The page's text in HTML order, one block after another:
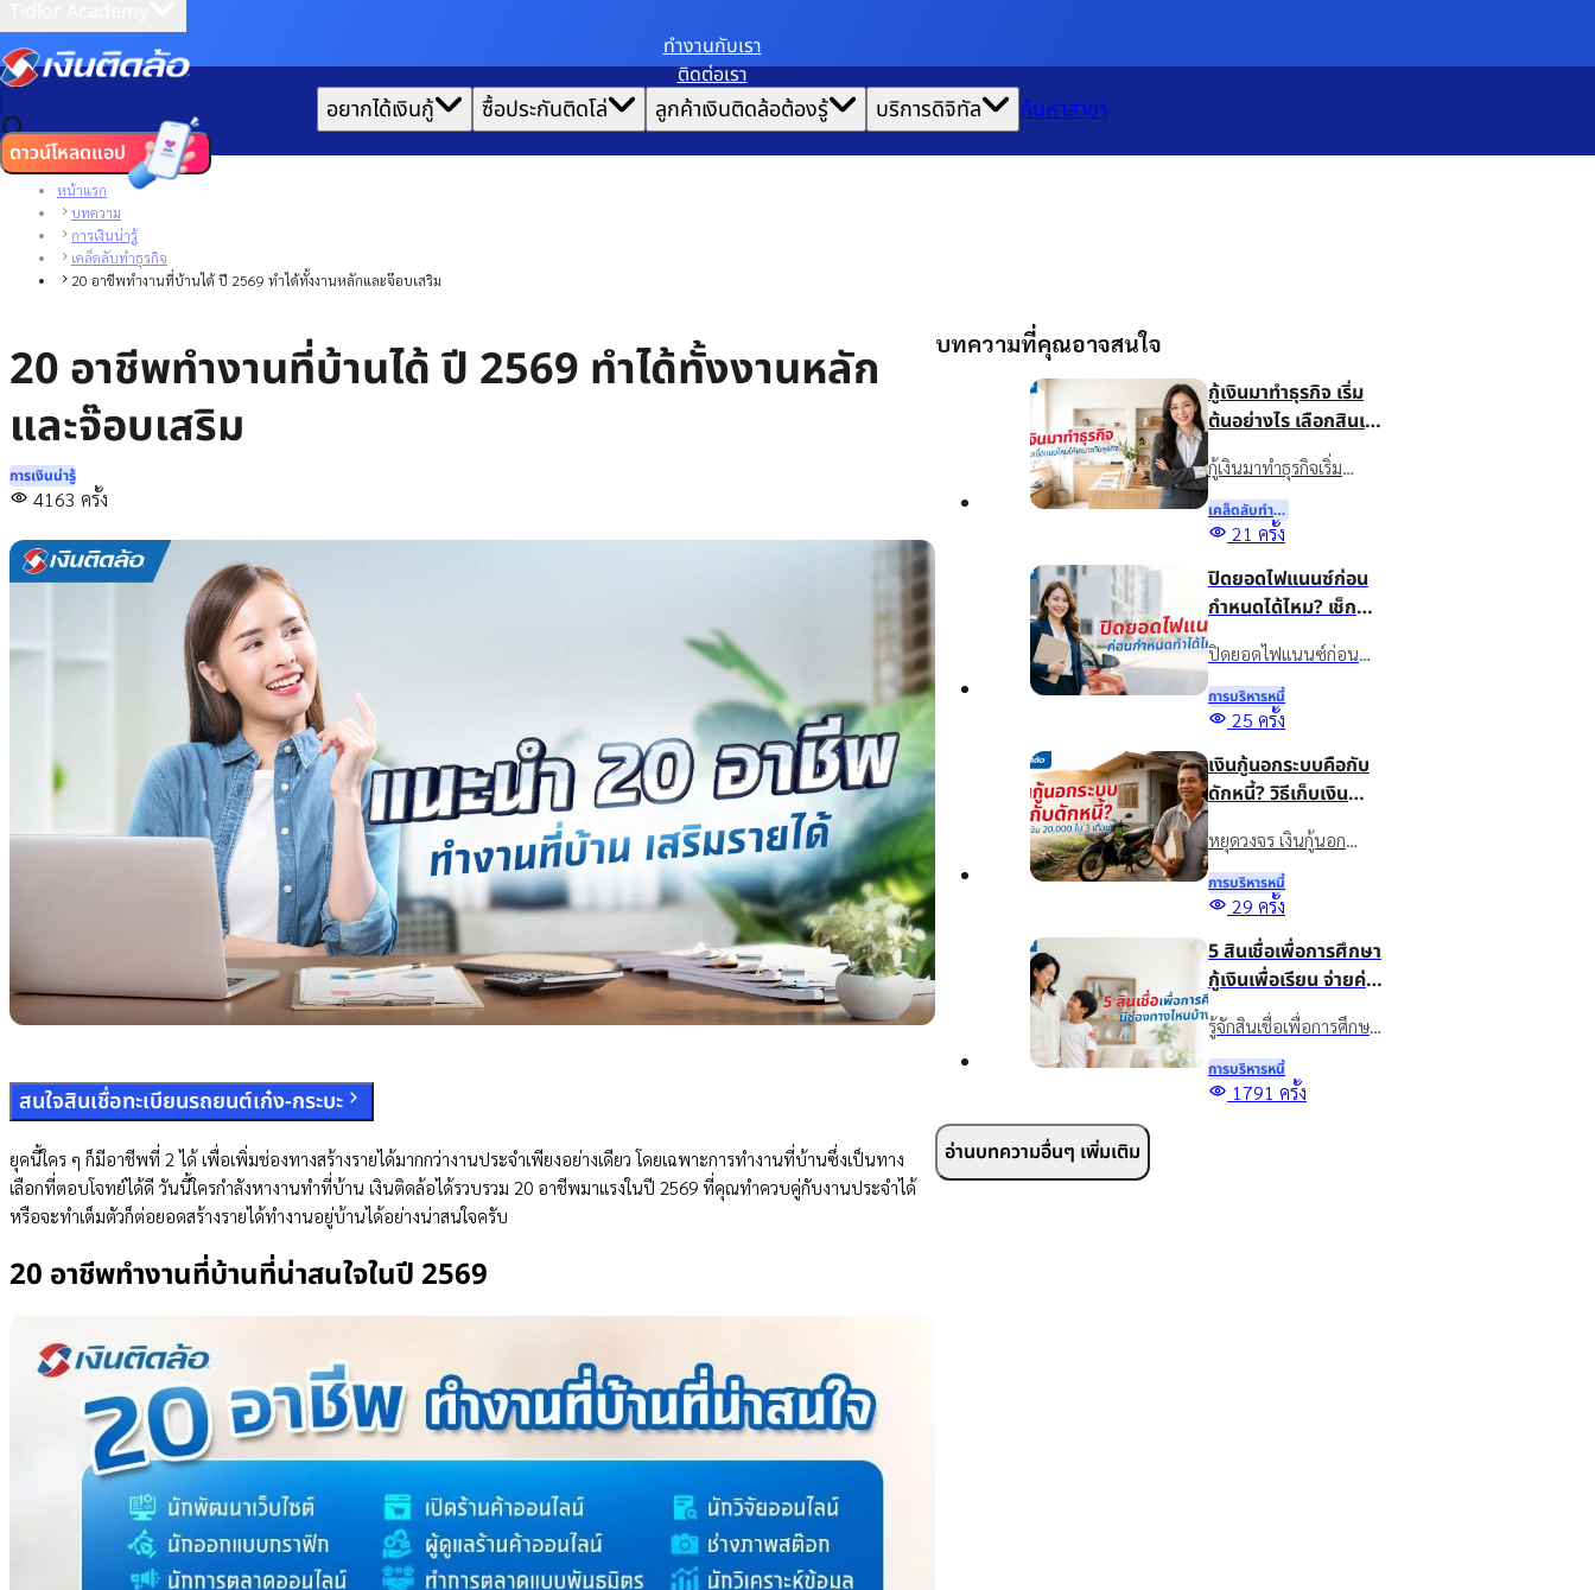
ทํางานกับเรา
ติดต่อเรา
| อยากได้เงินกู้ ซื้อประกันติดโล่ ลูกค้าเงินติดล้อต้องรู้ บริการดิจิทัล ค้นหาสาขา
ดาวน์โหลดแอป
หน้าแรก
บทความ
การเงินน่ารู้
เคล็ดลับทําธุรกิจ
20 อาชีพทำงานที่บ้านได้ ปี 2569 ทำได้ทั้งงานหลักและจ๊อบเสริม
20 อาชีพทำงานที่บ้านได้ ปี 2569 ทำได้ทั้งงานหลัก
และจ๊อบเสริม
การเงินน่ารู้
4163 ครั้ง
สนใจสินเชื่อทะเบียนรถยนต์เก๋ง-กระบะ
ยุคนี้ใคร ๆ ก็มีอาชีพที่ 2 ได้ เพื่อเพิ่มช่องทางสร้างรายได้มากกว่างานประจำเพียงอย่างเดียว โดยเฉพาะการทำงานที่บ้านซึ่งเป็นทาง
เลือกที่ตอบโจทย์ได้ดี วันนี้ใครกำลังหางานทำที่บ้าน เงินติดล้อได้รวบรวม 20 อาชีพมาแรงในปี 2569 ที่คุณทำควบคู่กับงานประจำได้
หรือจะทำเต็มตัวก็ต่อยอดสร้างรายได้ทำงานอยู่บ้านได้อย่างน่าสนใจครับ
20 อาชีพทำงานที่บ้านที่น่าสนใจในปี 2569
บทความที่คุณอาจสนใจ
กู้เงินมาทำธุรกิจ เริ่ม
ต้นอย่างไร เลือกสินเชื่อ
แบบไหนให้เหมาะกับ
ธุรกิจ
กู้เงินมาทำธุรกิจเริ่ม
อย่างไรดี? แนะนำวิธี
วางแผนเงินทุน เลือกสิน
พร้อมรู้จักสินเชื่อเงินติด
ล้อเพื่อเพิ่มสภาพคล่อง
อย่างเหมาะสม
เคล็ดลับทําธุรกิจ
21 ครั้ง
ปิดยอดไฟแนนซ์ก่อน
กำหนดได้ไหม? เช็ก
เงื่อนไขก่อนปิดบัญชี
ปิดยอดไฟแนนซ์ก่อน
กำหนดทำได้ไหม? รวม
ข้อดี ข้อควรเช็ก และทาง
กับเงินติดล้อ ให้เหมาะกับ
สถานการณ์ปัจจุบัน
การบริหารหนี้
25 ครั้ง
เงินกู้นอกระบบคือกับ
ดักหนี้? วิธีเก็บเงิน
20,000 ใน 3 เดือน
หยุดวงจร เงินกู้นอก
ระบบ ด้วยวิธีออมเงิน
เผยเทคนิคเก็บเงิน
รายได้ไม่แน่นอน พร้อม
ทางออกแก้หนี้อย่างยั่งยืน
ด้วยสินเชื่อทะเบียนรถ
การบริหารหนี้
29 ครั้ง
5 สินเชื่อเพื่อการศึกษา
กู้เงินเพื่อเรียน จ่ายค่า
เทอม มีช่องทางไหน
บ้าง?
รู้จักสินเชื่อเพื่อการศึกษา
คืออะไร พร้อมรวมแหล่ง
ขอสินเชื่อเพื่อการศึกษา กู้
การบริหารหนี้
1791 ครั้ง
อ่านบทความอื่นๆ เพิ่มเติม